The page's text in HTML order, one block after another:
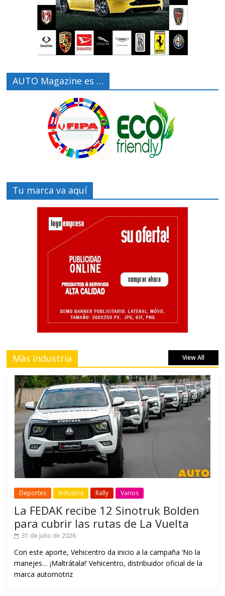
AUTO Magazine es …
Tu marca va aquí
Más Industria View All
Deportes Industria Rally Varios
La FEDAK recibe 12 Sinotruk Bolden
para cubrir las rutas de La Vuelta
31 de julio de 2026
Con este aporte, Vehicentro da inicio a la campaña ‘No la
manejes… ¡Maltrátala!’ Vehicentro, distribuidor oficial de la
marca automotriz